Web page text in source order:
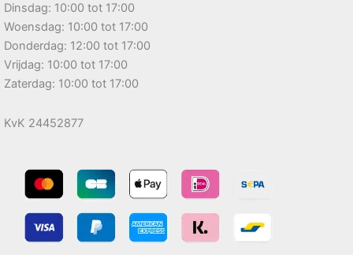
Dinsdag: 10:00 tot 17:00
Woensdag: 10:00 tot 17:00
Donderdag: 12:00 tot 17:00
Vrijdag: 10:00 tot 17:00
Zaterdag: 10:00 tot 17:00
KvK 24452877